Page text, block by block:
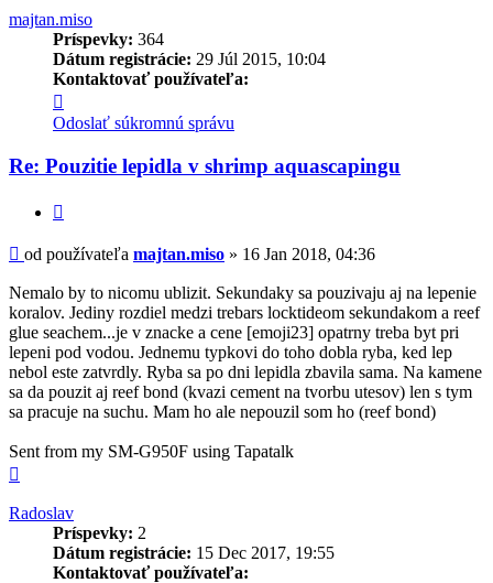
majtan.miso
Príspevky: 364
Dátum registrácie: 29 Júl 2015, 10:04
Kontaktovať používateľa:
informácie
používateľa
majtan.miso
Odoslať súkromnú správu
Re: Pouzitie lepidla v shrimp aquascapingu
Príspevok
od používateľa majtan.miso » 16 Jan 2018, 04:36
Nemalo by to nicomu ublizit. Sekundaky sa pouzivaju aj na lepenie
koralov. Jediny rozdiel medzi trebars locktideom sekundakom a reef
glue seachem...je v znacke a cene [emoji23] opatrny treba byt pri
lepeni pod vodou. Jednemu typkovi do toho dobla ryba, ked lep
nebol este zatvrdly. Ryba sa po dni lepidla zbavila sama. Na kamene
sa da pouzit aj reef bond (kvazi cement na tvorbu utesov) len s tym
sa pracuje na suchu. Mam ho ale nepouzil som ho (reef bond)
Sent from my SM-G950F using Tapatalk
Radoslav
Príspevky: 2
Dátum registrácie: 15 Dec 2017, 19:55
Kontaktovať používateľa: